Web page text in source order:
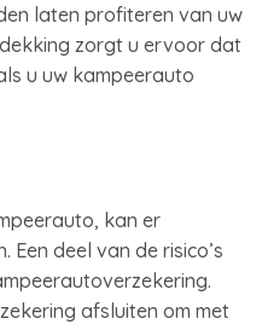
laten profiteren van uw
zorgt u ervoor dat
u uw kampeerauto
kan er
deel van de risico’s
afsluiten om met